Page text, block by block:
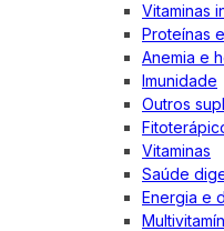
Vitaminas
Proteínas
Anemia e
Imunidade
Outros
Vitaminas
Saúde
Energia e